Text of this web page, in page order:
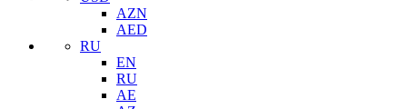
AZN
AED
RU
EN
RU
AE